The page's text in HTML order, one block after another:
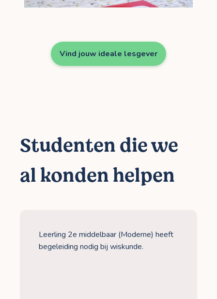
Vind jouw ideale lesgever
Studenten die we
al konden helpen
Leerling 2e middelbaar (Moderne) heeft
begeleiding nodig bij wiskunde.